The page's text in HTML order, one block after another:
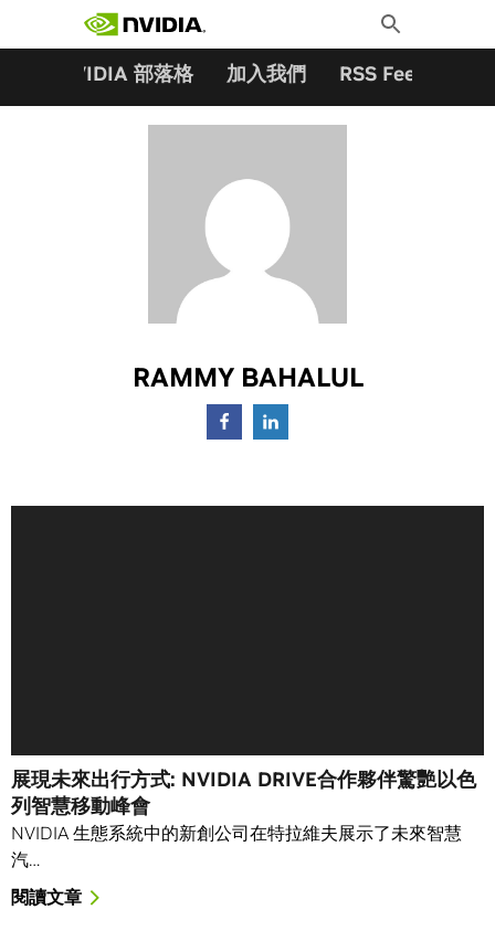
Toggle
Search
NVIDIA 部落格 加入我們 RSS Feeds
RAMMY BAHALUL
展現未來出行方式: NVIDIA DRIVE合作夥伴驚艷以色
列智慧移動峰會
NVIDIA 生態系統中的新創公司在特拉維夫展示了未來智慧
汽…
閱讀文章